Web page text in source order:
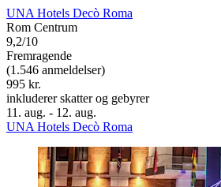
UNA Hotels Decò Roma
Rom Centrum
9,2/10
Fremragende
(1.546 anmeldelser)
995 kr.
inkluderer skatter og gebyrer
11. aug. - 12. aug.
UNA Hotels Decò Roma